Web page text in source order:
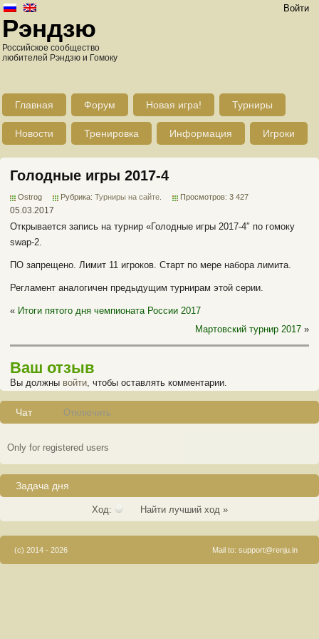
Войти
Рэндзю
Российское сообщество
любителей Рэндзю и Гомоку
Главная Форум Новая игра! Турниры
Новости Тренировка Информация Игроки
Голодные игры 2017-4
Ostrog Рубрика: Турниры на сайте Просмотров: 3 427
05.03.2017
Открывается запись на турнир «Голодные игры 2017-4″ по гомоку
swap-2.
ПО запрещено. Лимит 11 игроков. Старт по мере набора лимита.
Регламент аналогичен предыдущим турнирам этой серии.
« Итоги пятого дня чемпионата России 2017
Мартовский турнир 2017 »
Ваш отзыв
Вы должны войти, чтобы оставлять комментарии.
Чат Отключить
Only for registered users
Задача дня
Ход: Найти лучший ход »
(c) 2014 - 2026 Mail to: support@renju.in